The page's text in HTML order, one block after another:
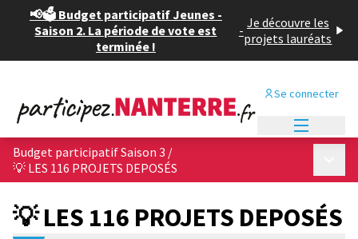
📢🗳️ Budget participatif Jeunes -
Saison 2. La période de vote est
terminée !
- Je découvre les
projets lauréats
Se connecter
Budget participatif Saison 3 /
💡 LES 116 PROJETS DEPOSÉS
💡 LES 116 PROJETS DEPOSÉS